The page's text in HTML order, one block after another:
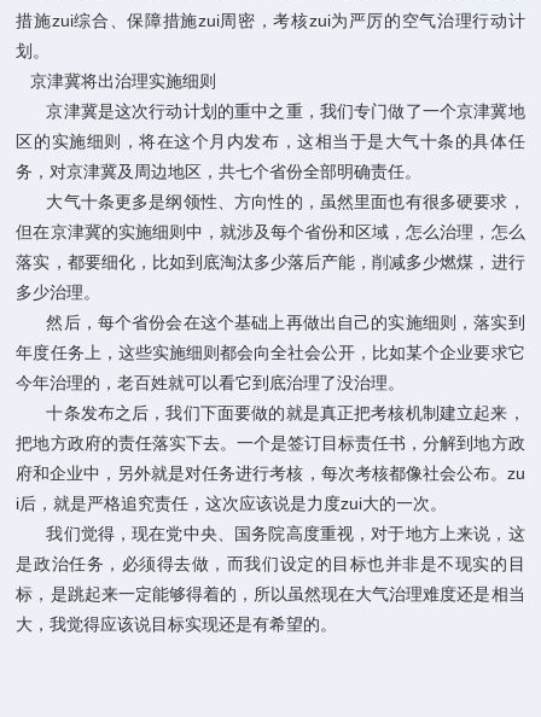
措施zui综合、保障措施zui周密，考核zui为严厉的空气治理行动计
划。
京津冀将出治理实施细则
京津冀是这次行动计划的重中之重，我们专门做了一个京津冀地
区的实施细则，将在这个月内发布，这相当于是大气十条的具体任
务，对京津冀及周边地区，共七个省份全部明确责任。
大气十条更多是纲领性、方向性的，虽然里面也有很多硬要求，
但在京津冀的实施细则中，就涉及每个省份和区域，怎么治理，怎么
落实，都要细化，比如到底淘汰多少落后产能，削减多少燃煤，进行
多少治理。
然后，每个省份会在这个基础上再做出自己的实施细则，落实到
年度任务上，这些实施细则都会向全社会公开，比如某个企业要求它
今年治理的，老百姓就可以看它到底治理了没治理。
十条发布之后，我们下面要做的就是真正把考核机制建立起来，
把地方政府的责任落实下去。一个是签订目标责任书，分解到地方政
府和企业中，另外就是对任务进行考核，每次考核都像社会公布。zu
i后，就是严格追究责任，这次应该说是力度zui大的一次。
我们觉得，现在党中央、国务院高度重视，对于地方上来说，这
是政治任务，必须得去做，而我们设定的目标也并非是不现实的目
标，是跳起来一定能够得着的，所以虽然现在大气治理难度还是相当
大，我觉得应该说目标实现还是有希望的。